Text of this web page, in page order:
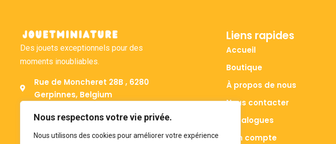
Nous respectons votre vie privée.
Nous utilisons des cookies pour améliorer votre expérience
Des jouets exceptionnels pour des
moments inoubliables.
Rue de Moncheret 28B , 6280
Gerpinnes, Belgium
bonjour@jouetminiature.com
BE 0793.946.582
Liens rapides
Accueil
Boutique
À propos de nous
Nous contacter
Catalogues
Mon compte